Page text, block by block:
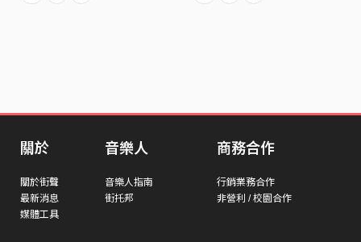
關於
關於街聲
最新消息
媒體工具
音樂人
音樂人指南
街托邦
商務合作
行銷業務合作
非營利 / 校園合作